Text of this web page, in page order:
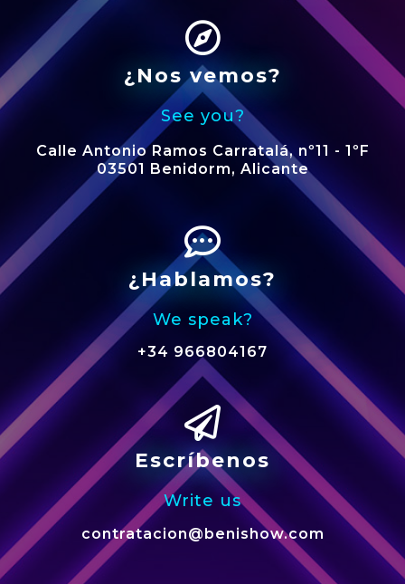
¿Nos vemos?
See you?
Calle Antonio Ramos Carratalá, nº11 - 1ºF
03501 Benidorm, Alicante
¿Hablamos?
We speak?
+34 966804167
Escríbenos
Write us
contratacion@benishow.com